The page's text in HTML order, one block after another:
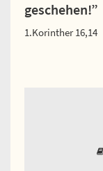
geschehen!”
1.Korinther 16,14